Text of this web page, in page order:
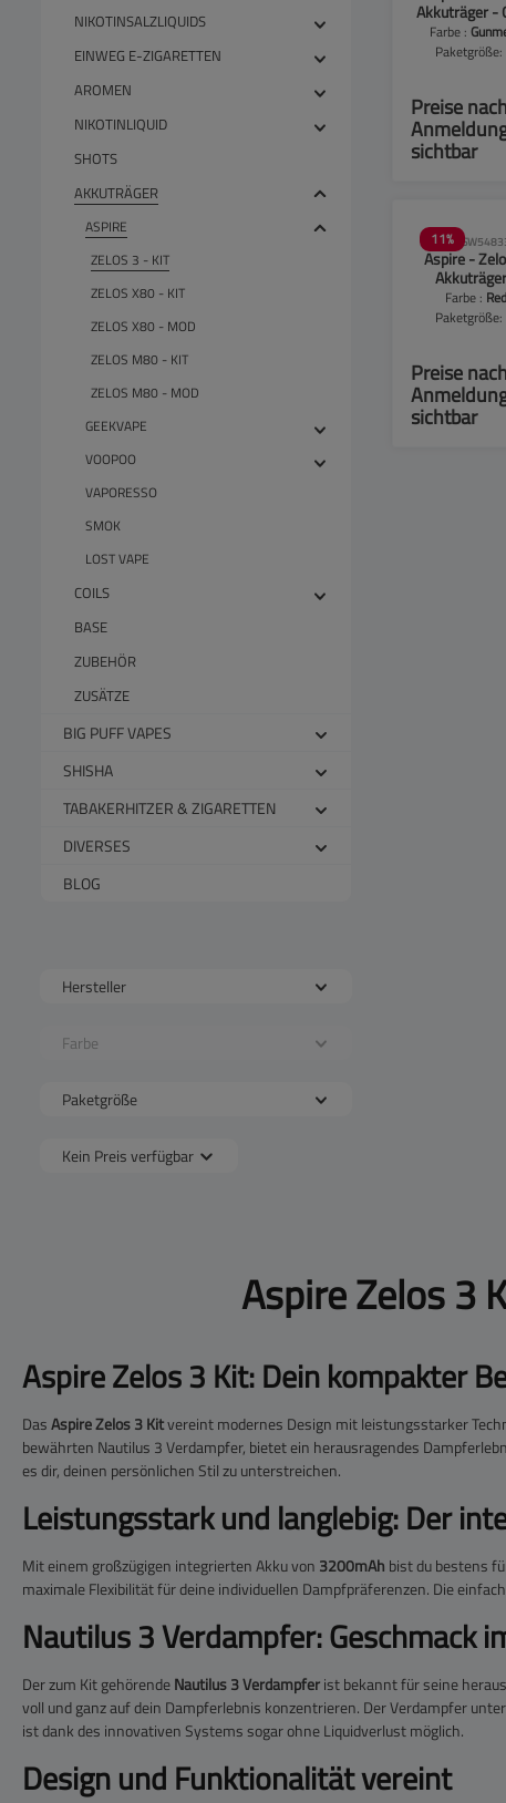
NIKOTINSALZLIQUIDS
EINWEG E-ZIGARETTEN
AROMEN
NIKOTINLIQUID
SHOTS
AKKUTRÄGER
ASPIRE
ZELOS 3 - KIT
ZELOS X80 - KIT
ZELOS X80 - MOD
ZELOS M80 - KIT
ZELOS M80 - MOD
GEEKVAPE
VOOPOO
VAPORESSO
SMOK
LOST VAPE
COILS
BASE
ZUBEHÖR
ZUSÄTZE
BIG PUFF VAPES
SHISHA
TABAKERHITZER & ZIGARETTEN
DIVERSES
BLOG
Hersteller
Farbe
Paketgröße
Kein Preis verfügbar
Akkuträger -
Farbe :
Paketgröße:
Preise nach
sichtbar
11%
Aspire -
Farbe : Red
Paketgröße:
Preise nach
sichtbar
Aspire Zelos 3
Aspire Zelos 3 Kit: Dein kompakter
DasAspire Zelos 3 Kitvereint modernes Design mit leistungsstarker
bewährten Nautilus 3 Verdampfer, bietet ein herausragendes
es dir, deinen persönlichen Stil zu unterstreichen.
Leistungsstark und langlebig: Der
Mit einem großzügigen integrierten Akku von 3200mAh bist du bestens
maximale Flexibilität für deine individuellen Dampfpräferenzen. Die
Nautilus 3 Verdampfer: Geschmack
Der zum Kit gehörendeNautilus 3 Verdampferist bekannt für seine
voll und ganz auf dein Dampferlebnis konzentrieren. Der Verdampfer
ist dank des innovativen Systems sogar ohne Liquidverlust möglich.
Design und Funktionalität vereint